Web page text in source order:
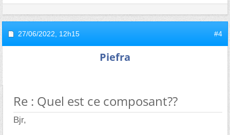
27/06/2022, 12h15 #4
Piefra
Re : Quel est ce composant??
Bjr,